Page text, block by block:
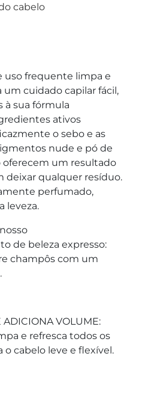
cabelo
uso frequente limpa e
um cuidado capilar fácil,
à sua fórmula
ativos
o sebo e as
nude e pó de
oferecem um resultado
deixar qualquer resíduo.
perfumado,
leveza.
de beleza expresso:
champôs com um
ADICIONA VOLUME:
e refresca todos os
o cabelo leve e flexível.